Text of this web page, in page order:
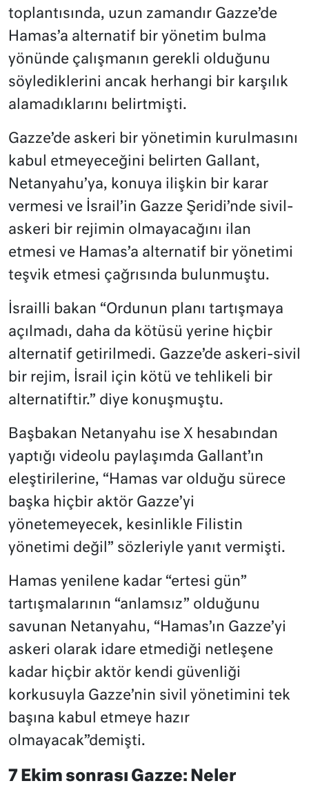
toplantısında, uzun zamandır Gazze’de
Hamas’a alternatif bir yönetim bulma
yönünde çalışmanın gerekli olduğunu
söylediklerini ancak herhangi bir karşılık
alamadıklarını belirtmişti.
Gazze’de askeri bir yönetimin kurulmasını
kabul etmeyeceğini belirten Gallant,
Netanyahu’ya, konuya ilişkin bir karar
vermesi ve İsrail’in Gazze Şeridi’nde sivil-
askeri bir rejimin olmayacağını ilan
etmesi ve Hamas’a alternatif bir yönetimi
teşvik etmesi çağrısında bulunmuştu.
İsrailli bakan “Ordunun planı tartışmaya
açılmadı, daha da kötüsü yerine hiçbir
alternatif getirilmedi. Gazze’de askeri-sivil
bir rejim, İsrail için kötü ve tehlikeli bir
alternatiftir.” diye konuşmuştu.
Başbakan Netanyahu ise X hesabından
yaptığı videolu paylaşımda Gallant’ın
eleştirilerine, “Hamas var olduğu sürece
başka hiçbir aktör Gazze’yi
yönetemeyecek, kesinlikle Filistin
yönetimi değil” sözleriyle yanıt vermişti.
Hamas yenilene kadar “ertesi gün”
tartışmalarının “anlamsız” olduğunu
savunan Netanyahu, “Hamas’ın Gazze’yi
askeri olarak idare etmediği netleşene
kadar hiçbir aktör kendi güvenliği
korkusuyla Gazze’nin sivil yönetimini tek
başına kabul etmeye hazır
olmayacak”demişti.
7 Ekim sonrası Gazze: Neler